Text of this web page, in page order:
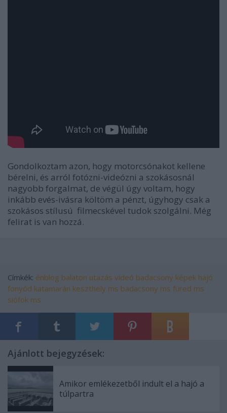
Gondolkoztam azon, hogy motorcsónakot kellene
bérelni, és arról fotózni-videózni a szokásosnál
nagyobb forgalmat, de végül úgy voltam, hogy
inkább evés-ivásra költöm a pénzt, úgyhogy csak a
szokásos stílusú filmecskével tudok szolgálni. Még
felirat is van hozzá.
Címkék: énblog balaton utazás videó badacsony képek hajó
fonyód katamarán keszthely ms badacsony ms füred ms
siófok ms
Ajánlott bejegyzések:
Amikor emlékezetből indult el a hajó a
túlpartra